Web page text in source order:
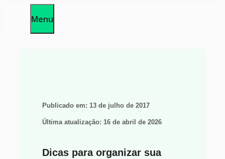
Menu
Publicado em: 13 de julho de 2017
Última atualização: 16 de abril de 2026
Dicas para organizar sua